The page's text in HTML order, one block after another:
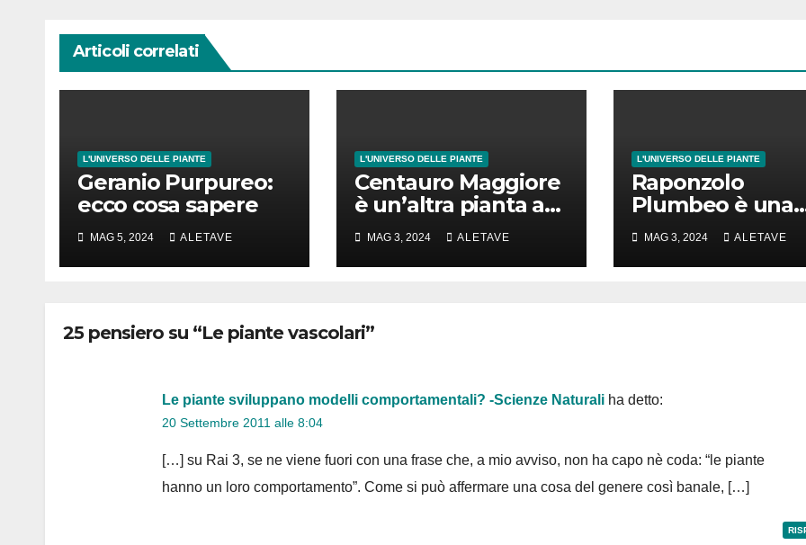
Articoli correlati
L'UNIVERSO DELLE PIANTE
Geranio Purpureo:
ecco cosa sapere
MAG 5, 2024 ALETAVE
L'UNIVERSO DELLE PIANTE
Centauro Maggiore
è un’altra pianta a
dir poco
spettacolare
MAG 3, 2024 ALETAVE
L'UNIVERSO DELLE PIANTE
Raponzolo
Plumbeo è una
pianta davvero
scoprire
MAG 3, 2024 ALETAVE
25 pensiero su “Le piante vascolari”
Le piante sviluppano modelli comportamentali? -Scienze Naturali ha detto:
20 Settembre 2011 alle 8:04
[…] su Rai 3, se ne viene fuori con una frase che, a mio avviso, non ha capo nè coda: “le piante
hanno un loro comportamento”. Come si può affermare una cosa del genere così banale, […]